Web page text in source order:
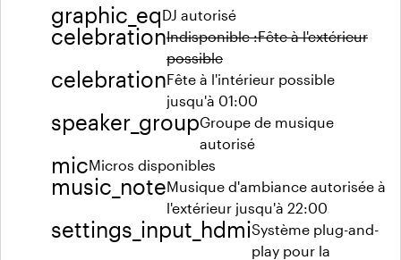
graphic_eqDJ autorisé
celebrationIndisponible :Fête à l'extérieur
possible
celebrationFête à l'intérieur possible
jusqu'à 01:00
speaker_groupGroupe de musique
autorisé
micMicros disponibles
music_noteMusique d'ambiance autorisée à
l'extérieur jusqu'à 22:00
settings_input_hdmiSystème plug-and-
play pour la